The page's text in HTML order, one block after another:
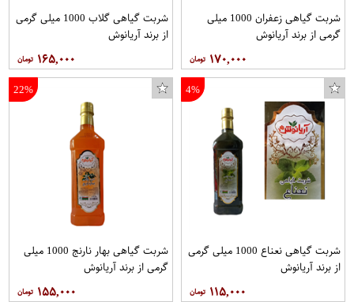
شربت گیاهی زعفران 1000 میلی
گرمی از برند آریانوش
۱۷۰,۰۰۰
شربت گیاهی گلاب 1000 میلی گرمی
از برند آریانوش
۱۶۵,۰۰۰
4%
شربت گیاهی نعناع 1000 میلی گرمی
از برند آریانوش
۱۱۵,۰۰۰
22%
شربت گیاهی بهار نارنج 1000 میلی
گرمی از برند آریانوش
۱۵۵,۰۰۰